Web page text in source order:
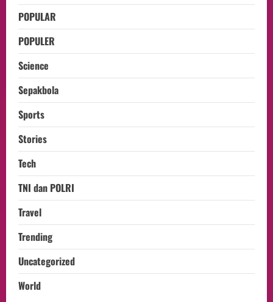
POPULAR
POPULER
Science
Sepakbola
Sports
Stories
Tech
TNI dan POLRI
Travel
Trending
Uncategorized
World